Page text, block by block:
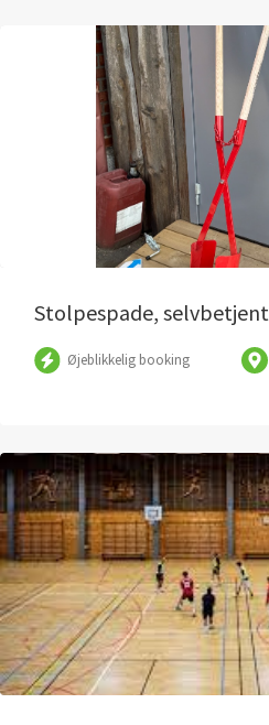
Stolpespade,
Øjeblikkelig booking